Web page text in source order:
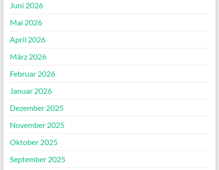
Juni 2026
Mai 2026
April 2026
März 2026
Februar 2026
Januar 2026
Dezember 2025
November 2025
Oktober 2025
September 2025